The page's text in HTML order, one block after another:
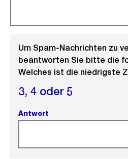
Um Spam-Nachrichten zu
beantworten Sie bitte die
Welches ist die niedrigste
3, 4 oder 5
Antwort